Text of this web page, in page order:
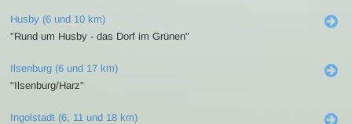
Husby (6 und 10 km)
"Rund um Husby - das Dorf im Grünen"
Ilsenburg (6 und 17 km)
"Ilsenburg/Harz"
Ingolstadt (6, 11 und 18 km)